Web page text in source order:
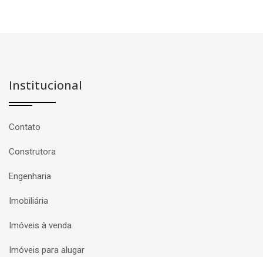
Institucional
Contato
Construtora
Engenharia
Imobiliária
Imóveis à venda
Imóveis para alugar